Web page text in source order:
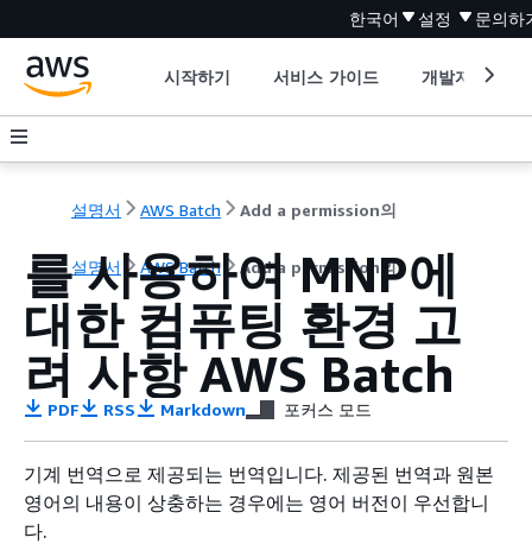
한국어 설정 문의하
시작하기 서비스 가이드 개발자 도구
설명서 AWS Batch Add a permission의
설명서 AWS Batch Add a permission의
를 사용하여 MNP에
대한 컴퓨팅 환경 고
려 사항 AWS Batch
PDF RSS Markdown 포커스 모드
기계 번역으로 제공되는 번역입니다. 제공된 번역과 원본
영어의 내용이 상충하는 경우에는 영어 버전이 우선합니
다.